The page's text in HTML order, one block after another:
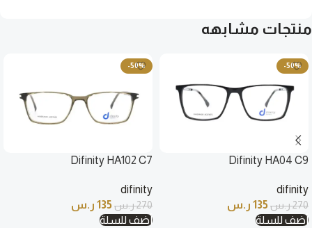
منتجات مشابهه
-50%
Difinity HA04 C9
difinity
270ر.س135 ر.س
أضف للسلة
-50%
Difinity HA102 C7
difinity
270ر.س135 ر.س
أضف للسلة